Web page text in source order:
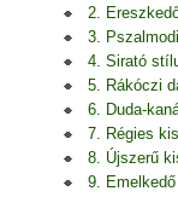
2.
3.
4. Sirató
5. Rákóczi
6. Duda-
7. Régies
8. Újszerű
9.